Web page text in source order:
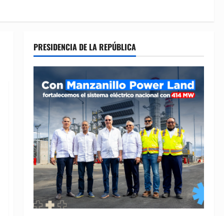
PRESIDENCIA DE LA REPÚBLICA